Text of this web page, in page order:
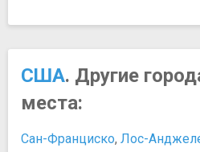
США. Другие
места:
Сан-Франциско, Лос-